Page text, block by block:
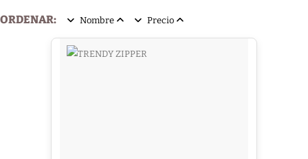
ORDENAR: Nombre Precio